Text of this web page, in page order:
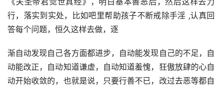
行，落实到实处，比如吧里帮助孩子不断戒除手淫 ,认真回
答每个问题，恒久这样去做，逐
渐自动发现自己各方面都进步，自动能发现自己的不足，自
动能改正，自动知道谦虚，自动知道羞愧，狂傲放肆的心自
动开始收敛的，也就是说，只要行善不已，改过去恶等都自